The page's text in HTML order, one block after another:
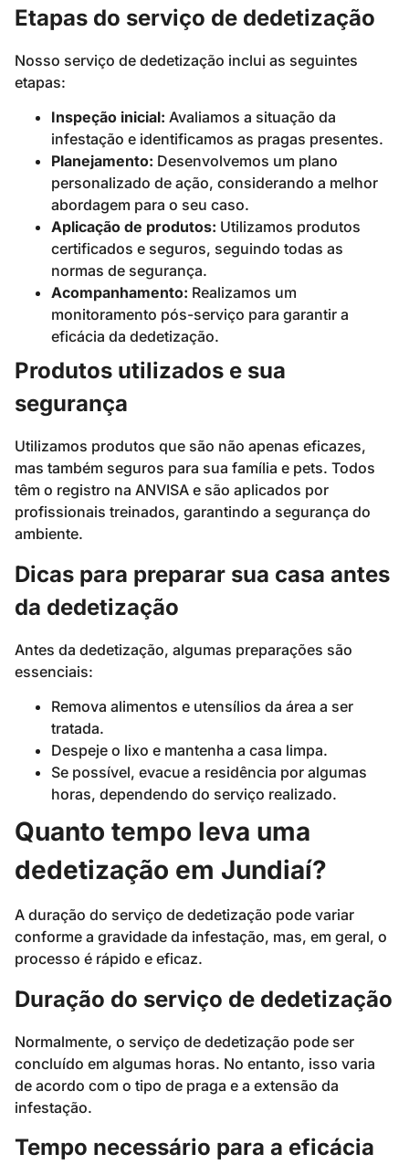
Etapas do serviço de dedetização
Nosso serviço de dedetização inclui as seguintes
etapas:
Inspeção inicial: Avaliamos a situação da
infestação e identificamos as pragas presentes.
Planejamento: Desenvolvemos um plano
personalizado de ação, considerando a melhor
abordagem para o seu caso.
Aplicação de produtos: Utilizamos produtos
certificados e seguros, seguindo todas as
normas de segurança.
Acompanhamento: Realizamos um
monitoramento pós-serviço para garantir a
eficácia da dedetização.
Produtos utilizados e sua
segurança
Utilizamos produtos que são não apenas eficazes,
mas também seguros para sua família e pets. Todos
têm o registro na ANVISA e são aplicados por
profissionais treinados, garantindo a segurança do
ambiente.
Dicas para preparar sua casa antes
da dedetização
Antes da dedetização, algumas preparações são
essenciais:
Remova alimentos e utensílios da área a ser
tratada.
Despeje o lixo e mantenha a casa limpa.
Se possível, evacue a residência por algumas
horas, dependendo do serviço realizado.
Quanto tempo leva uma
dedetização em Jundiaí?
A duração do serviço de dedetização pode variar
conforme a gravidade da infestação, mas, em geral, o
processo é rápido e eficaz.
Duração do serviço de dedetização
Normalmente, o serviço de dedetização pode ser
concluído em algumas horas. No entanto, isso varia
de acordo com o tipo de praga e a extensão da
infestação.
Tempo necessário para a eficácia